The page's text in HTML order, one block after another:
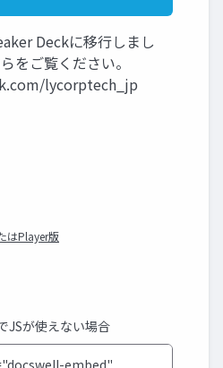
Deckに移行しまし
をご覧ください。
lycorptech_jp
はPlayer版
JSが使えない場合